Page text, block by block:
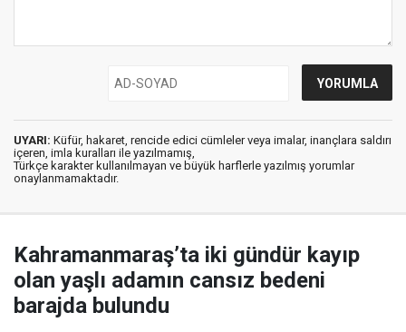
UYARI: Küfür, hakaret, rencide edici cümleler veya imalar, inançlara saldırı
içeren, imla kuralları ile yazılmamış,
Türkçe karakter kullanılmayan ve büyük harflerle yazılmış yorumlar
onaylanmamaktadır.
Kahramanmaraş’ta iki gündür kayıp
olan yaşlı adamın cansız bedeni
barajda bulundu